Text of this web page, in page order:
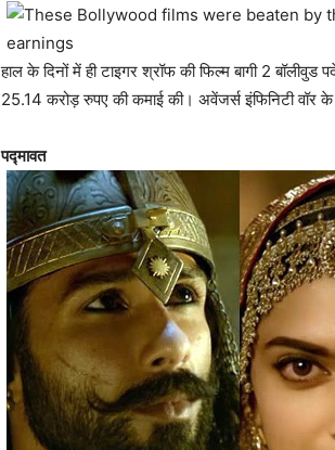
हाल के दिनों में ही टाइगर श्रॉफ की फिल्म बागी 2
25.14 करोड़ रुपए की कमाई की। अवेंजर्स इंफिनिटी वॉर के
पद्मावत